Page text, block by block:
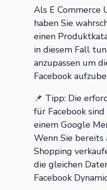
Als E Commerce
haben Sie
einen
in diesem Fall
anzupassen um
Facebook
📌 Tipp: Die
für Facebook
einem Google
Wenn Sie bereits
Shopping
die gleichen
Facebook